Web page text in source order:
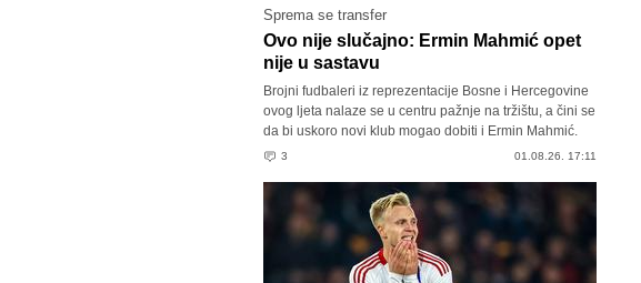
Sprema se transfer
Ovo nije slučajno: Ermin Mahmić opet
nije u sastavu
Brojni fudbaleri iz reprezentacije Bosne i Hercegovine
ovog ljeta nalaze se u centru pažnje na tržištu, a čini se
da bi uskoro novi klub mogao dobiti i Ermin Mahmić.
3 01.08.26. 17:11